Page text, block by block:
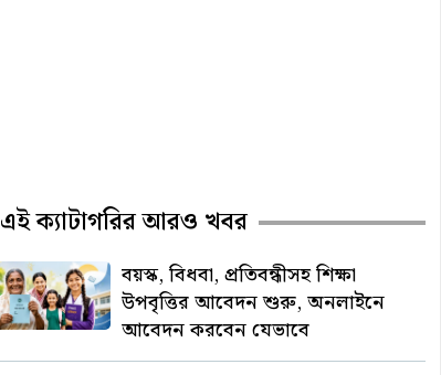
এই ক্যাটাগরির আরও খবর
বয়স্ক, বিধবা, প্রতিবন্ধীসহ শিক্ষা
উপবৃত্তির আবেদন শুরু, অনলাইনে
আবেদন করবেন যেভাবে